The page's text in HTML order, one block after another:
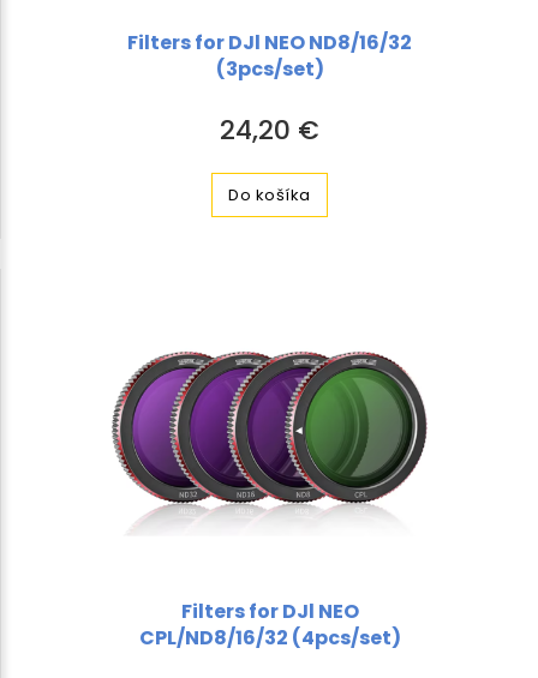
Filters for DJl NEO ND8/16/32
(3pcs/set)
24,20 €
Do košíka
Filters for DJl NEO
CPL/ND8/16/32 (4pcs/set)